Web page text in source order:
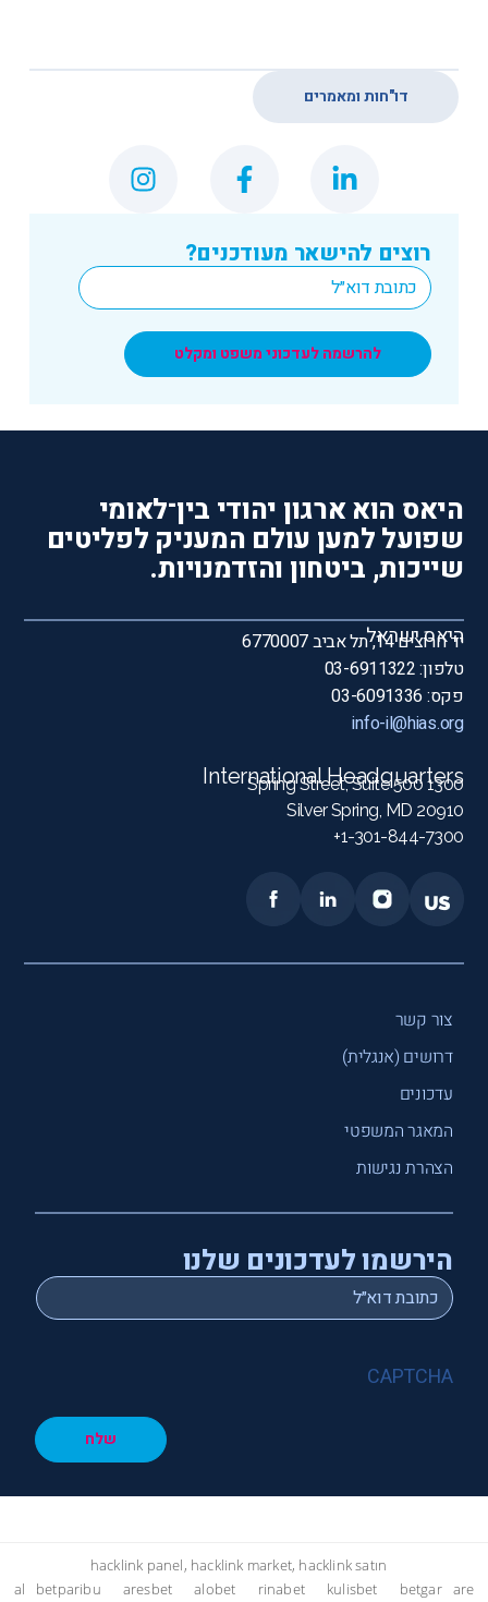
רוצים להישאר מעודכנים?
Email
*
להרשמה לעדכוני משפט ומקלט
דו"חות ומאמרים
היאס הוא ארגון יהודי בין־לאומי
שפועל למען עולם המעניק לפליטים
שייכות, ביטחון והזדמנויות.
היאס ישראל
יד חרוצים 14, תל אביב 6770007
טלפון: 03-6911322
פקס: 03-6091336
info-il@hias.org
International Headquarters
1300 Spring Street, Suite 500
Silver Spring, MD 20910
1-301-844-7300+
צור קשר
דרושים (אנגלית)
עדכונים
המאגר המשפטי
הצהרת נגישות
הירשמו לעדכונים שלנו
Email
*
CAPTCHA
שלח
hacklink panel, hacklink market, hacklink satın
al
betparibu aresbet alobet rinabet kulisbet betgar are